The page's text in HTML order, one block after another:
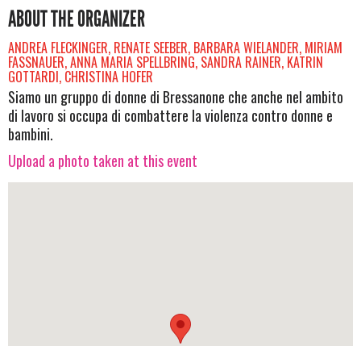
ABOUT THE ORGANIZER
ANDREA FLECKINGER, RENATE SEEBER, BARBARA WIELANDER, MIRIAM
FASSNAUER, ANNA MARIA SPELLBRING, SANDRA RAINER, KATRIN
GOTTARDI, CHRISTINA HOFER
Siamo un gruppo di donne di Bressanone che anche nel ambito
di lavoro si occupa di combattere la violenza contro donne e
bambini.
Upload a photo taken at this event